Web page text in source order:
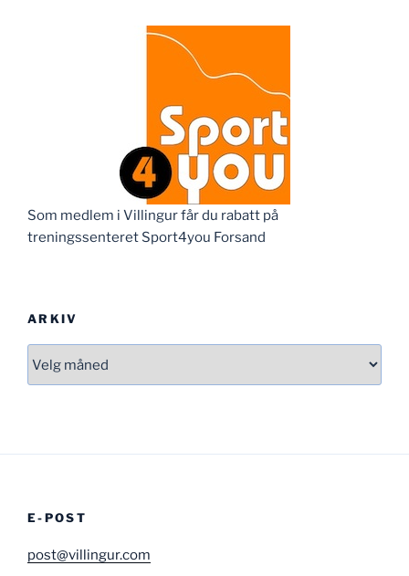
Som medlem i Villingur får du rabatt på
treningssenteret Sport4you Forsand
ARKIV
E-POST
post@villingur.com